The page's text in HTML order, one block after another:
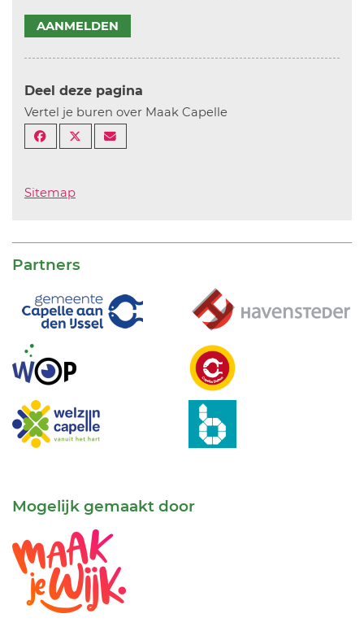
AANMELDEN
Deel deze pagina
Vertel je buren over Maak Capelle
Sitemap
Partners
Mogelijk gemaakt door